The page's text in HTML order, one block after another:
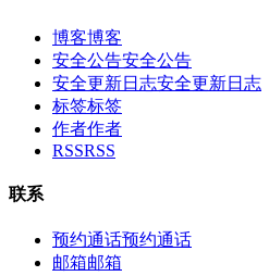
博客博客
安全公告安全公告
安全更新日志安全更新日 志
标签标签
作者作者
RSSRSS
联系
预约通话预约通话
邮箱邮箱